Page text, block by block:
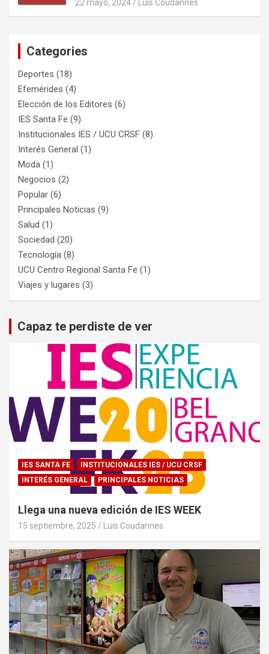
22 mayo, 2024 Luis Coudannes
Categories
Deportes (18)
Efemérides (4)
Elección de los Editores (6)
IES Santa Fe (9)
Institucionales IES / UCU CRSF (8)
Interés General (1)
Moda (1)
Negocios (2)
Popular (6)
Principales Noticias (9)
Salud (1)
Sociedad (20)
Tecnología (8)
UCU Centro Regional Santa Fe (1)
Viajes y lugares (3)
Capaz te perdiste de ver
IES SANTA FE
INSTITUCIONALES IES / UCU CRSF
INTERÉS GENERAL
PRINCIPALES NOTICIAS
Llega una nueva edición de IES WEEK
15 septiembre, 2025 Luis Coudannes